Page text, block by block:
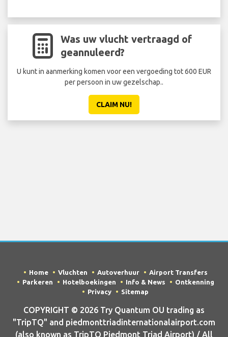
Was uw vlucht vertraagd of
geannuleerd?
U kunt in aanmerking komen voor een vergoeding tot 600 EUR
per persoon in uw gezelschap..
CLAIM NU!
Home Vluchten Autoverhuur
Airport Transfers
Parkeren
Hotelboekingen Info & News
Ontkenning
Privacy
Sitemap
COPYRIGHT © 2026 Try Quantum OU trading as
"TripTQ" and piedmonttriadinternationalairport.com
(also known as TripTQ Piedmont Triad Airport) / All